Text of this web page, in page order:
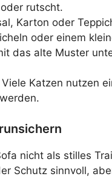
rutscht.
Karton oder
oder einem
das alte Muster
Katzen nutzen
nicht als stilles
Schutz sinnvoll,